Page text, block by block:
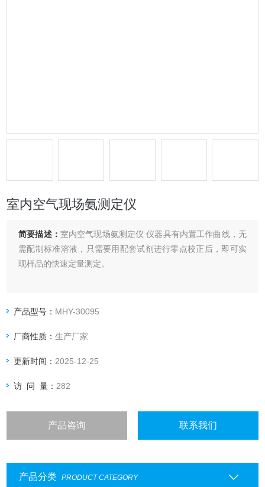
室内空气现场氨测定仪
简要描述： 室内空气现场氨测定仪 仪器具有内置工作曲线，无
需配制标准溶液，只需要用配套试剂进行零点校正后，即可实
现样品的快速定量测定。
产品型号： MHY-30095
厂商性质：生产厂家
更新时间： 2025-12-25
访 问 量： 282
产品咨询 联系我们
产品分类 PRODUCT CATEGORY